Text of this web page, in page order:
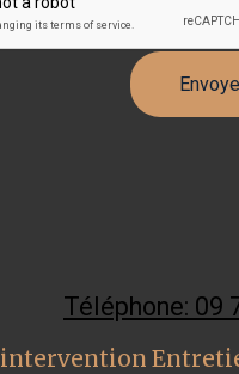
Téléphone: 09